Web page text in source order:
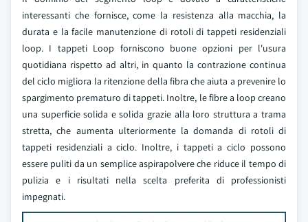
interessanti che fornisce, come la resistenza alla macchia, la
durata e la facile manutenzione di rotoli di tappeti residenziali
loop. I tappeti Loop forniscono buone opzioni per l'usura
quotidiana rispetto ad altri, in quanto la contrazione continua
del ciclo migliora la ritenzione della fibra che aiuta a prevenire lo
spargimento prematuro di tappeti. Inoltre, le fibre a loop creano
una superficie solida e solida grazie alla loro struttura a trama
stretta, che aumenta ulteriormente la domanda di rotoli di
tappeti residenziali a ciclo. Inoltre, i tappeti a ciclo possono
essere puliti da un semplice aspirapolvere che riduce il tempo di
pulizia e i risultati nella scelta preferita di professionisti
impegnati.